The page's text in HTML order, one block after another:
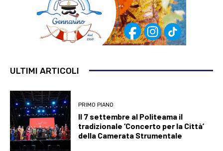
ULTIMI ARTICOLI
PRIMO PIANO
Il 7 settembre al Politeama il
tradizionale ‘Concerto per la Città’
della Camerata Strumentale